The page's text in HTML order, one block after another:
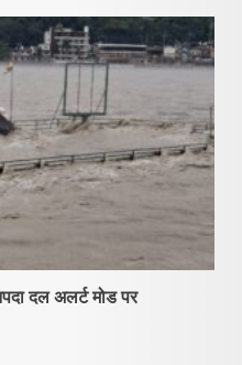
दल अलर्ट मोड पर